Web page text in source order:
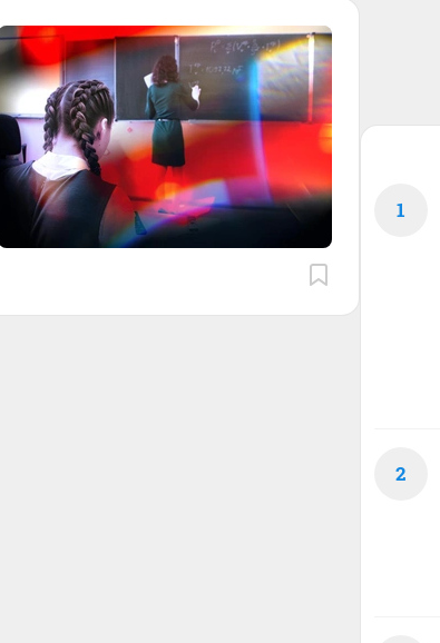
1
2